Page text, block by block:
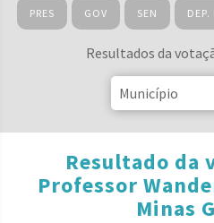
PRES GOV SEN DEP.
Resultados da
Resultado da
Professor
Minas